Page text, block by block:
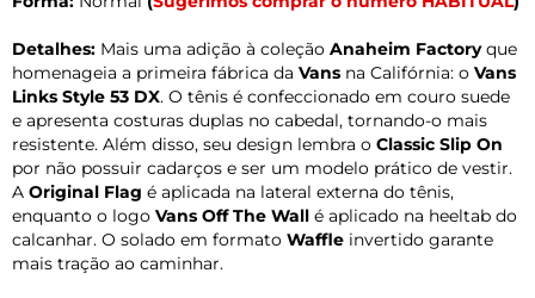
Detalhes: Mais uma adição à coleção Anaheim Factoryque
homenageia a primeira fábrica da Vans na Califórnia: o Vans
Links Style 53 DX. O tênis é confeccionado em couro suede
e apresenta costuras duplas no cabedal, tornando-o mais
resistente. Além disso, seu design lembra o Classic Slip On
por não possuir cadarços e ser um modelo prático de vestir.
A Original Flag é aplicada na lateral externa do tênis,
enquanto o logo Vans Off The Wall é aplicado na heeltab do
calcanhar. O solado em formato Waffle invertido garante
mais tração ao caminhar.